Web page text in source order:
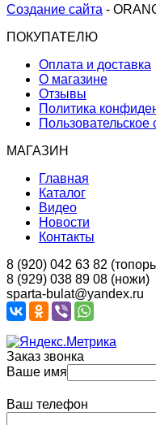
Создание сайта -
ПОКУПАТЕЛЮ
Оплата и доставка
О магазине
Отзывы
Политика
Пользовательское
МАГАЗИН
Главная
Каталог
Видео
Новости
Контакты
8 (920) 042 63 82
8 (929) 038 89 08 (ножи)
sparta-bulat@yandex.ru
Заказ звонка
Ваше имя
Ваш телефон